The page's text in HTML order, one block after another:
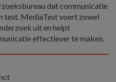
dat communicatie
test. MediaTest voert zowel
uit en helpt
effectiever te maken.